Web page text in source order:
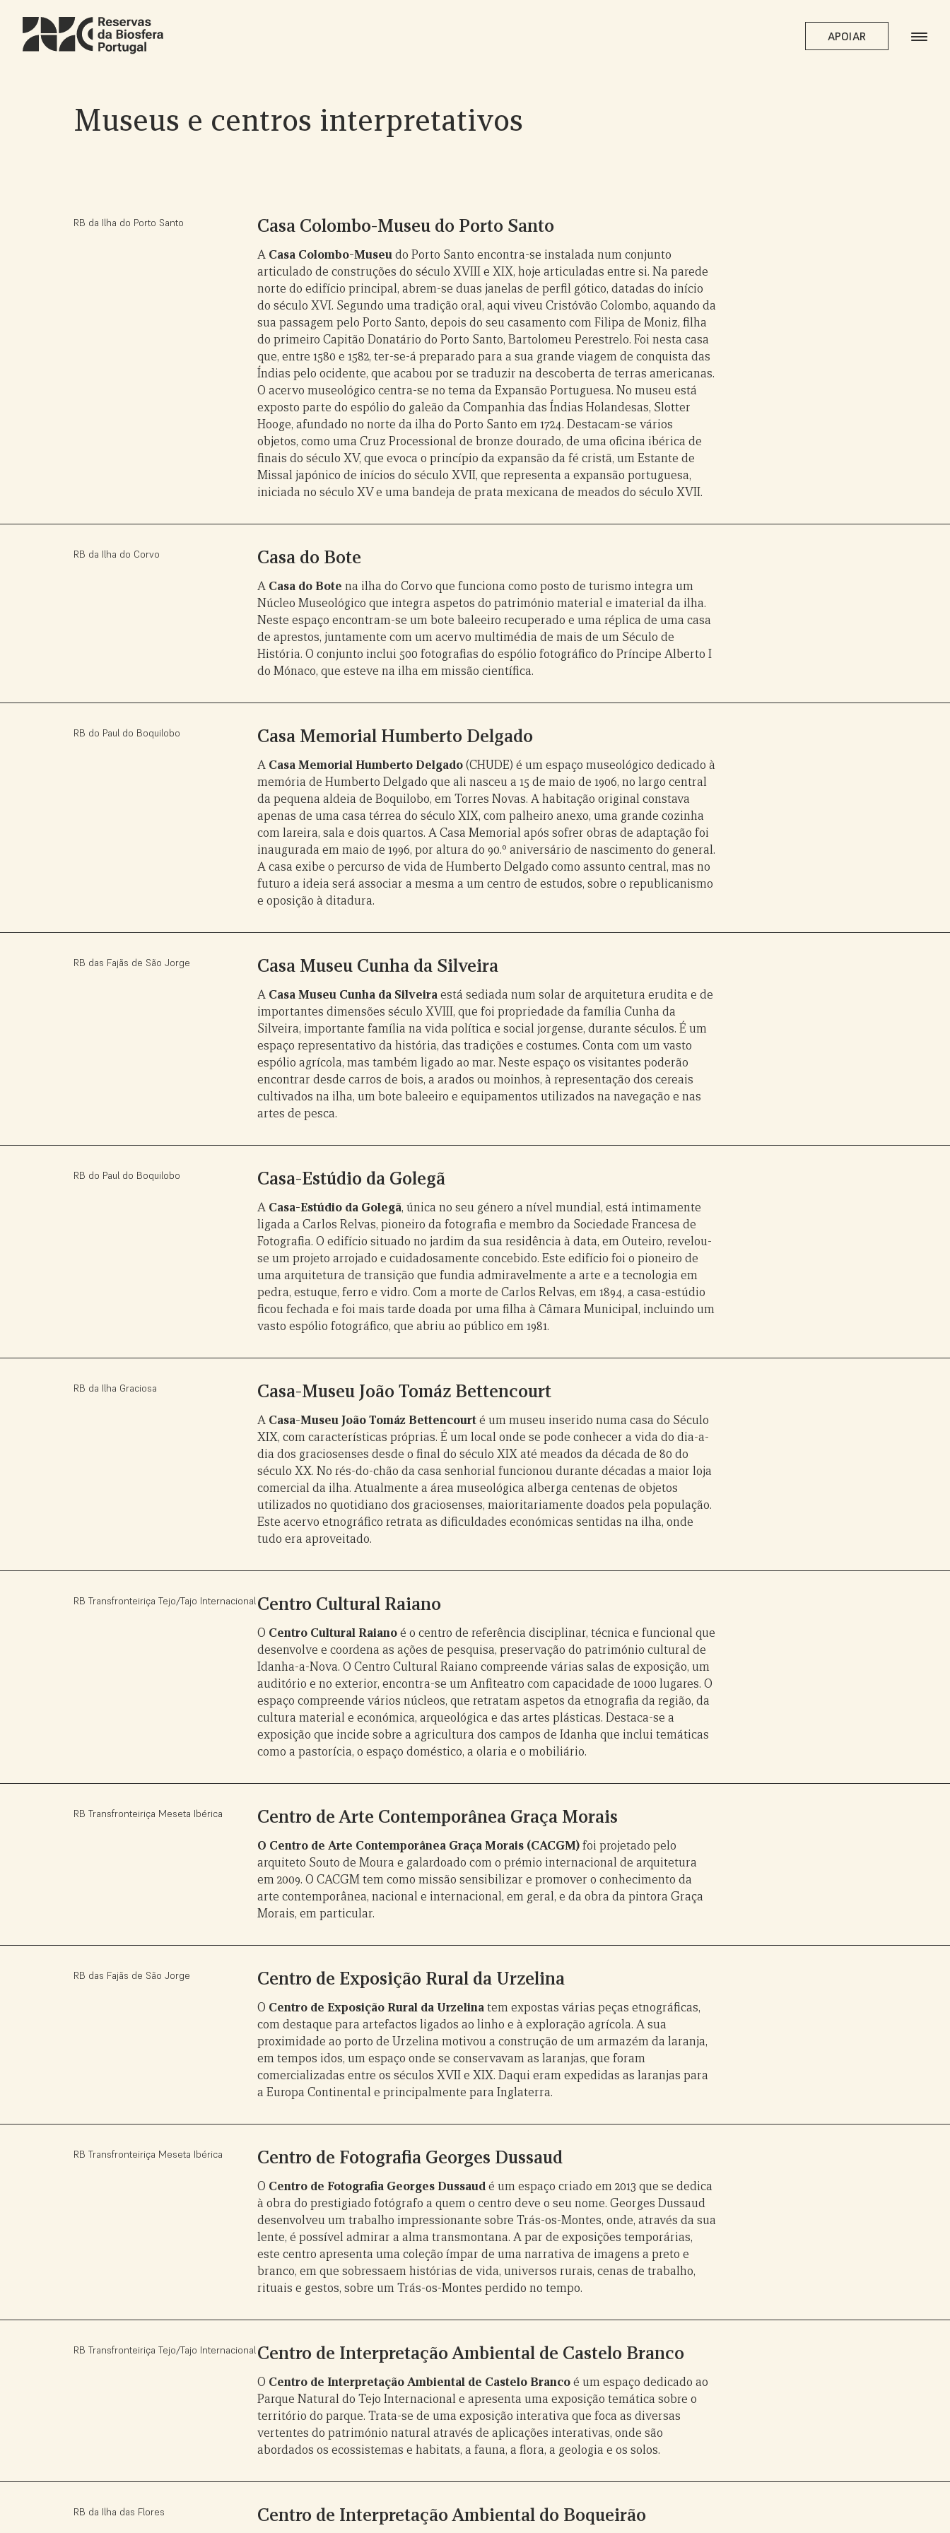
main
APOIAR
Museus e centros interpretativos
RB da Ilha do Porto Santo Casa Colombo-Museu do Porto Santo
A Casa Colombo-Museudo Porto Santo encontra-se instalada num conjunto
articulado de construções do século XVIII e XIX, hoje articuladas entre si. Na parede
norte do edifício principal, abrem-se duas janelas de perfil gótico, datadas do início
do século XVI. Segundo uma tradição oral, aqui viveu Cristóvão Colombo, aquando da
sua passagem pelo Porto Santo, depois do seu casamento com Filipa de Moniz, filha
do primeiro Capitão Donatário do Porto Santo, Bartolomeu Perestrelo. Foi nesta casa
que, entre 1580 e 1582, ter-se-á preparado para a sua grande viagem de conquista das
Índias pelo ocidente, que acabou por se traduzir na descoberta de terras americanas.
O acervo museológico centra-se no tema da Expansão Portuguesa. No museu está
exposto parte do espólio do galeão da Companhia das Índias Holandesas, Slotter
Hooge, afundado no norte da ilha do Porto Santo em 1724. Destacam-se vários
objetos, como uma Cruz Processional de bronze dourado, de uma oficina ibérica de
finais do século XV, que evoca o princípio da expansão da fé cristã, um Estante de
Missal japónico de inícios do século XVII, que representa a expansão portuguesa,
iniciada no século XV e uma bandeja de prata mexicana de meados do século XVII.
RB da Ilha do Corvo Casa do Bote
A Casa do Bote na ilha do Corvo que funciona como posto de turismo integra um
Núcleo Museológico que integra aspetos do património material e imaterial da ilha.
Neste espaço encontram-se um bote baleeiro recuperado e uma réplica de uma casa
de aprestos, juntamente com um acervo multimédia de mais de um Século de
História. O conjunto inclui 500 fotografias do espólio fotográfico do Príncipe Alberto I
do Mónaco, que esteve na ilha em missão científica.
RB do Paul do Boquilobo Casa Memorial Humberto Delgado
A Casa Memorial Humberto Delgado(CHUDE) é um espaço museológico dedicado à
memória de Humberto Delgado que ali nasceu a 15 de maio de 1906, no largo central
da pequena aldeia de Boquilobo, em Torres Novas. A habitação original constava
apenas de uma casa térrea do século XIX, com palheiro anexo, uma grande cozinha
com lareira, sala e dois quartos. A Casa Memorial após sofrer obras de adaptação foi
inaugurada em maio de 1996, por altura do 90.º aniversário de nascimento do general.
A casa exibe o percurso de vida de Humberto Delgado como assunto central, mas no
futuro a ideia será associar a mesma a um centro de estudos, sobre o republicanismo
e oposição à ditadura.
RB das Fajãs de São Jorge Casa Museu Cunha da Silveira
A Casa Museu Cunha da Silveiraestá sediada num solar de arquitetura erudita e de
importantes dimensões século XVIII, que foi propriedade da família Cunha da
Silveira, importante família na vida política e social jorgense, durante séculos. É um
espaço representativo da história, das tradições e costumes. Conta com um vasto
espólio agrícola, mas também ligado ao mar. Neste espaço os visitantes poderão
encontrar desde carros de bois, a arados ou moinhos, à representação dos cereais
cultivados na ilha, um bote baleeiro e equipamentos utilizados na navegação e nas
artes de pesca.
RB do Paul do Boquilobo Casa-Estúdio da Golegã
A Casa-Estúdio da Golegã, única no seu género a nível mundial, está intimamente
ligada a Carlos Relvas, pioneiro da fotografia e membro da Sociedade Francesa de
Fotografia. O edifício situado no jardim da sua residência à data, em Outeiro, revelou-
se um projeto arrojado e cuidadosamente concebido. Este edifício foi o pioneiro de
uma arquitetura de transição que fundia admiravelmente a arte e a tecnologia em
pedra, estuque, ferro e vidro. Com a morte de Carlos Relvas, em 1894, a casa-estúdio
ficou fechada e foi mais tarde doada por uma filha à Câmara Municipal, incluindo um
vasto espólio fotográfico, que abriu ao público em 1981.
RB da Ilha Graciosa Casa-Museu João Tomáz Bettencourt
A Casa-Museu João Tomáz Bettencourté um museu inserido numa casa do Século
XIX, com características próprias. É um local onde se pode conhecer a vida do dia-a-
dia dos graciosenses desde o final do século XIX até meados da década de 80 do
século XX. No rés-do-chão da casa senhorial funcionou durante décadas a maior loja
comercial da ilha. Atualmente a área museológica alberga centenas de objetos
utilizados no quotidiano dos graciosenses, maioritariamente doados pela população.
Este acervo etnográfico retrata as dificuldades económicas sentidas na ilha, onde
tudo era aproveitado.
RB Transfronteiriça Tejo/Tajo InternacionalCentro Cultural Raiano
O Centro Cultural Raianoé o centro de referência disciplinar, técnica e funcional que
desenvolve e coordena as ações de pesquisa, preservação do património cultural de
Idanha-a-Nova. O Centro Cultural Raiano compreende várias salas de exposição, um
auditório e no exterior, encontra-se um Anfiteatro com capacidade de 1000 lugares. O
espaço compreende vários núcleos, que retratam aspetos da etnografia da região, da
cultura material e económica, arqueológica e das artes plásticas. Destaca-se a
exposição que incide sobre a agricultura dos campos de Idanha que inclui temáticas
como a pastorícia, o espaço doméstico, a olaria e o mobiliário.
RB Transfronteiriça Meseta Ibérica Centro de Arte Contemporânea Graça Morais
O Centro de Arte Contemporânea Graça Morais (CACGM)foi projetado pelo
arquiteto Souto de Moura e galardoado com o prémio internacional de arquitetura
em 2009. O CACGM tem como missão sensibilizar e promover o conhecimento da
arte contemporânea, nacional e internacional, em geral, e da obra da pintora Graça
Morais, em particular.
RB das Fajãs de São Jorge Centro de Exposição Rural da Urzelina
O Centro de Exposição Rural da Urzelinatem expostas várias peças etnográficas,
com destaque para artefactos ligados ao linho e à exploração agrícola. A sua
proximidade ao porto de Urzelina motivou a construção de um armazém da laranja,
em tempos idos, um espaço onde se conservavam as laranjas, que foram
comercializadas entre os séculos XVII e XIX. Daqui eram expedidas as laranjas para
a Europa Continental e principalmente para Inglaterra.
RB Transfronteiriça Meseta Ibérica Centro de Fotografia Georges Dussaud
O Centro de Fotografia Georges Dussaudé um espaço criado em 2013 que se dedica
à obra do prestigiado fotógrafo a quem o centro deve o seu nome. Georges Dussaud
desenvolveu um trabalho impressionante sobre Trás-os-Montes, onde, através da sua
lente, é possível admirar a alma transmontana. A par de exposições temporárias,
este centro apresenta uma coleção ímpar de uma narrativa de imagens a preto e
branco, em que sobressaem histórias de vida, universos rurais, cenas de trabalho,
rituais e gestos, sobre um Trás-os-Montes perdido no tempo.
RB Transfronteiriça Tejo/Tajo InternacionalCentro de Interpretação Ambiental de Castelo Branco
O Centro de Interpretação Ambiental de Castelo Brancoé um espaço dedicado ao
Parque Natural do Tejo Internacional e apresenta uma exposição temática sobre o
território do parque. Trata-se de uma exposição interativa que foca as diversas
vertentes do património natural através de aplicações interativas, onde são
abordados os ecossistemas e habitats, a fauna, a flora, a geologia e os solos.
RB da Ilha das Flores Centro de Interpretação Ambiental do Boqueirão